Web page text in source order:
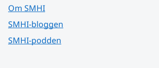
Om SMHI
SMHI-bloggen
SMHI-podden